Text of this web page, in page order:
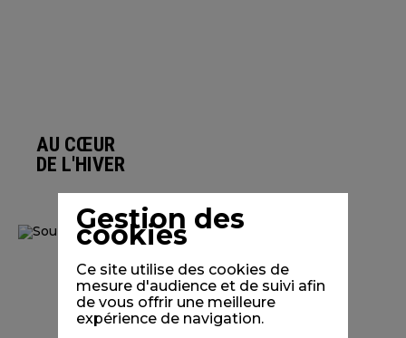
AU CŒUR
DE L'HIVER
Gestion des
cookies
Ce site utilise des cookies de
mesure d'audience et de suivi afin
de vous offrir une meilleure
expérience de navigation.